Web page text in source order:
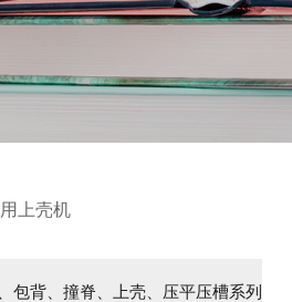
上壳机
包背、撞脊、上壳、压平压槽系列